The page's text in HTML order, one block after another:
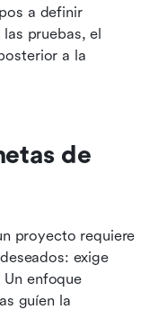
a definir
pruebas, el
a la
de
proyecto requiere
exige
enfoque
guíen la